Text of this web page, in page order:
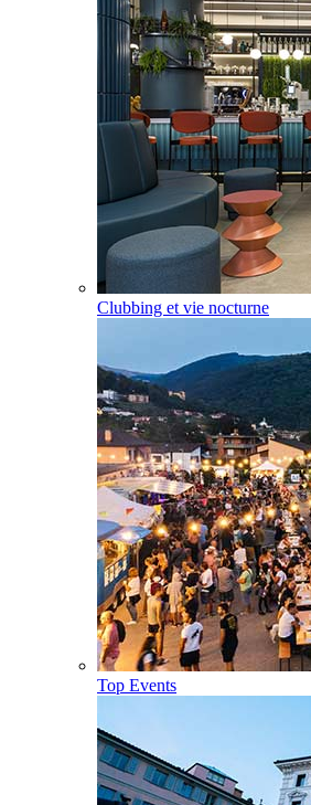
Clubbing et vie nocturne
Top Events